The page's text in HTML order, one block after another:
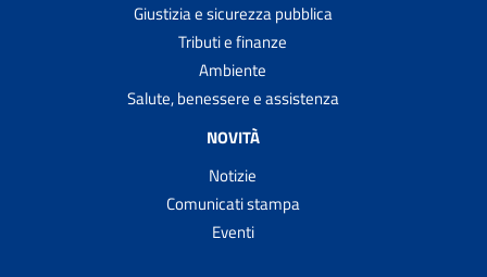
Giustizia e sicurezza pubblica
Tributi e finanze
Ambiente
Salute, benessere e assistenza
NOVITÀ
Notizie
Comunicati stampa
Eventi